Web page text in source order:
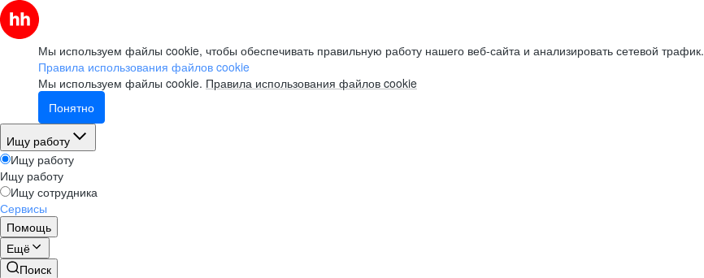
Мы используем файлы cookie, чтобы обеспечивать правильную работу нашего веб-сайта и анализировать сетевой трафик.
Правила использования файлов cookie
Мы используем файлы cookie. Правила использования файлов cookie
Понятно
Ищу работу
Ищу работу
Ищу работу
Ищу сотрудника
Сервисы
Помощь
Ещё
Поиск